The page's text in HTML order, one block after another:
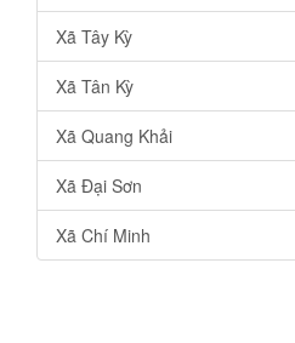
Xã Tây Kỳ
Xã Tân Kỳ
Xã Quang Khải
Xã Đại Sơn
Xã Chí Minh